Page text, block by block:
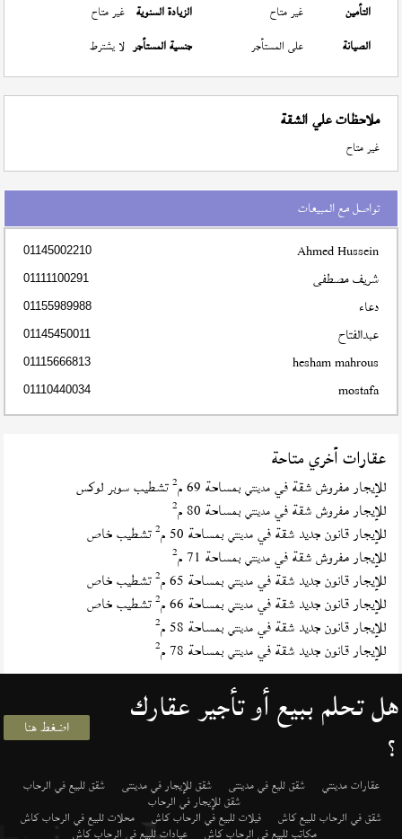
التأمين
غير متاح الزيادة السنوية غير متاح
الصيانة
على المستأجر جنسية المستأجر لا يشترط
ملاحظات علي الشقة
غير متاح
تواصل مع المبيعات
Ahmed Hussein
01145002210
شريف مصطفى 01111100291
دعاء 01155989988
عبدالفتاح 01145450011
hesham mahrous
01115666813
mostafa
01110440034
عقارات أخري متاحة
للإيجار مفروش شقة فيمدينتي بمساحة 69 م 2تشطيب سوبر لوكس
للإيجار مفروش شقة فيمدينتي بمساحة 80 م 2
للإيجار قانون جديد شقة فيمدينتي بمساحة 50 م 2تشطيب خاص
للإيجار مفروش شقة فيمدينتي بمساحة 71 م 2
للإيجار قانون جديد شقة فيمدينتي بمساحة 65 م 2تشطيب خاص
للإيجار قانون جديد شقة فيمدينتي بمساحة 66 م 2تشطيب خاص
للإيجار قانون جديد شقة فيمدينتي بمساحة 58 م 2
للإيجار قانون جديد شقة فيمدينتي بمساحة 78 م 2
هل تحلم ببيع أو تأجير عقارك
؟ اضغط هنا
عقارات مدينتي شقق لليع في مدينتى شقق للإيجار في مدينتى شقق للبيع في الرحاب
شقق للإيجار في الرحاب
شقق في الرحاب للبيع كاش فيلات للبيع في الرحاب كاش محلات للبيع في الرحاب كاش
مكاتب للبيع في الرحاب كاش عيادات للبيع في الرحاب كاش